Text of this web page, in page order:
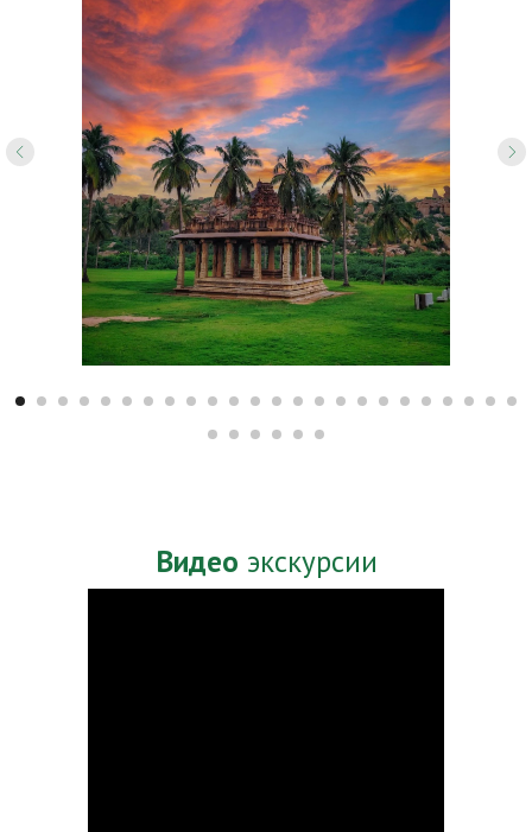
Видео экскурсии
Есть вопросы?
Мы всегда на связи!
Позвонить